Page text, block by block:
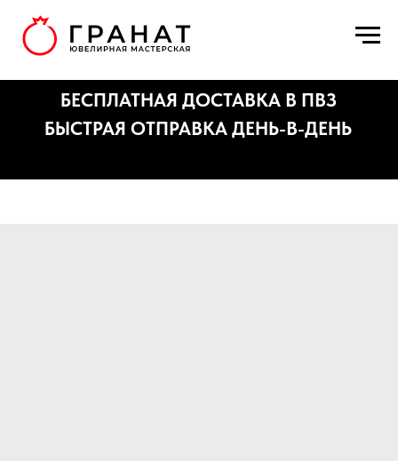
БЫСТРАЯ ОТПРАВКА ДЕНЬ-В-ДЕНЬ